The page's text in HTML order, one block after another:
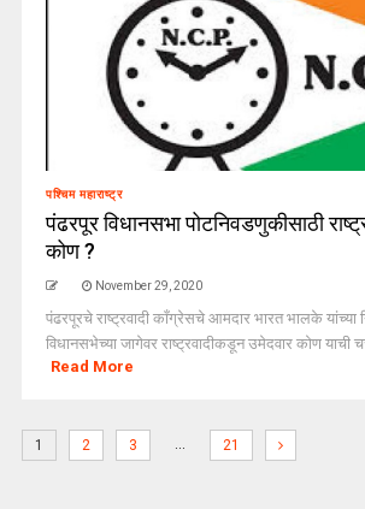
पश्चिम महाराष्ट्र
पंढरपूर विधानसभा पोटनिवडणुकीसाठी
कोण ?
November 29, 2020
पंढरपूरचे राष्ट्रवादी काँग्रेसचे आमदार भारत भालके यांच्या
विधानसभेच्या जागेवर राष्ट्रवादीकडून उमेदवार कोण याची
Read More
1 2 3 … 21